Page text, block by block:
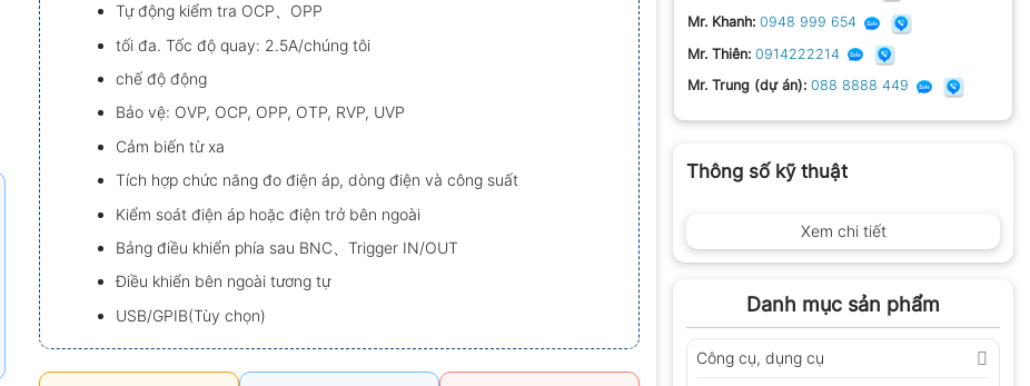
Mr. Khanh: 0948 999 654
Mr. Thiên: 0914222214
Mr. Trung (dự án): 088 8888 449
Thông số kỹ thuật
Xem chi tiết
Danh mục sản phẩm
Công cụ, dụng cụ
Tự động kiểm tra OCP、OPP
tối đa. Tốc độ quay: 2.5A/chúng tôi
chế độ động
Bảo vệ: OVP, OCP, OPP, OTP, RVP, UVP
Cảm biến từ xa
Tích hợp chức năng đo điện áp, dòng điện và công suất
Kiểm soát điện áp hoặc điện trở bên ngoài
Bảng điều khiển phía sau BNC、Trigger IN/OUT
Điều khiển bên ngoài tương tự
USB/GPIB(Tùy chọn)